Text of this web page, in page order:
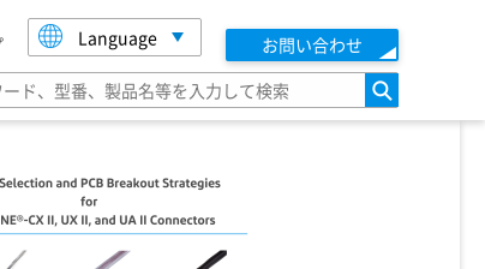
Language お問い合わせ
検索